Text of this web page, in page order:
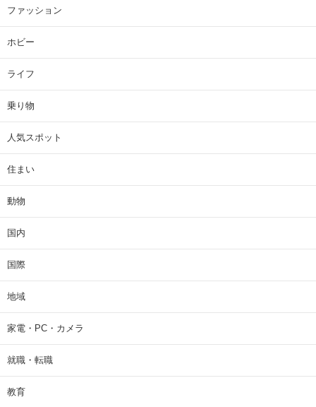
ファッション
ホビー
ライフ
乗り物
人気スポット
住まい
動物
国内
国際
地域
家電・PC・カメラ
就職・転職
教育